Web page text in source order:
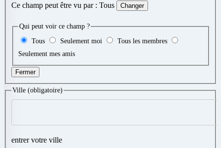
Ce champ peut être vu par : Tous Changer
Qui peut voir ce champ ?
Tous Seulement moi
Tous les membres
Seulement mes amis
Fermer
Ville (obligatoire)
entrer votre ville